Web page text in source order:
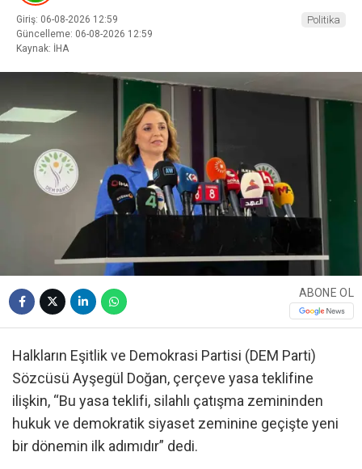
Giriş: 06-08-2026 12:59
Güncelleme: 06-08-2026 12:59
Kaynak: İHA
Politika
ABONE OL
Halkların Eşitlik ve Demokrasi Partisi (DEM Parti)
Sözcüsü Ayşegül Doğan, çerçeve yasa teklifine
ilişkin, “Bu yasa teklifi, silahlı çatışma zemininden
hukuk ve demokratik siyaset zeminine geçişte yeni
bir dönemin ilk adımıdır” dedi.